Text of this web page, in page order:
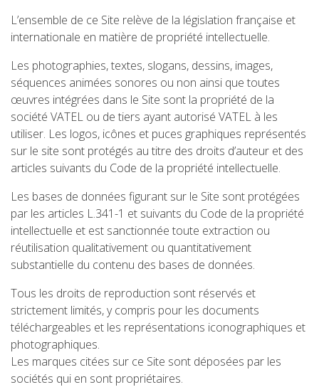
L’ensemble de ce Site relève de la législation française et
internationale en matière de propriété intellectuelle.
Les photographies, textes, slogans, dessins, images,
séquences animées sonores ou non ainsi que toutes
œuvres intégrées dans le Site sont la propriété de la
société VATEL ou de tiers ayant autorisé VATEL à les
utiliser. Les logos, icônes et puces graphiques représentés
sur le site sont protégés au titre des droits d’auteur et des
articles suivants du Code de la propriété intellectuelle.
Les bases de données figurant sur le Site sont protégées
par les articles L.341-1 et suivants du Code de la propriété
intellectuelle et est sanctionnée toute extraction ou
réutilisation qualitativement ou quantitativement
substantielle du contenu des bases de données.
Tous les droits de reproduction sont réservés et
strictement limités, y compris pour les documents
téléchargeables et les représentations iconographiques et
photographiques.
Les marques citées sur ce Site sont déposées par les
sociétés qui en sont propriétaires.